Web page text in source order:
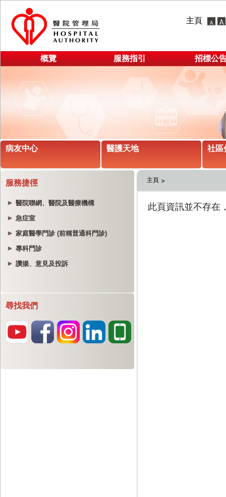
主頁
概覽 服務指引 招標公
病友中心 醫護天地 社區
服務捷徑
醫院聯網、醫院及醫療機構
急症室
家庭醫學門診 (前稱普通科門診)
專科門診
讚揚、意見及投訴
尋找我們
主頁